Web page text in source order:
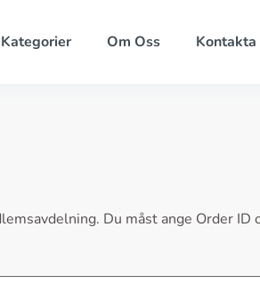
Kategorier Om Oss Kontakta
Du måst ange Order